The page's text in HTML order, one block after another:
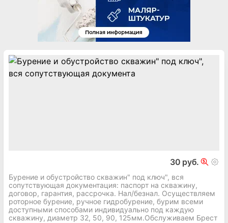
30 руб.
Бурение и обустройство скважин" под ключ", вся
сопутствующая документация: паспорт на скважину,
договор, гарантия, рассрочка. Нал/безнал. Осуществляем
роторное бурение, ручное гидробурение, бурим всеми
доступными способами индивидуально под каждую
скважину, диаметр 32, 50, 90, 125мм.Обслуживаем Брест